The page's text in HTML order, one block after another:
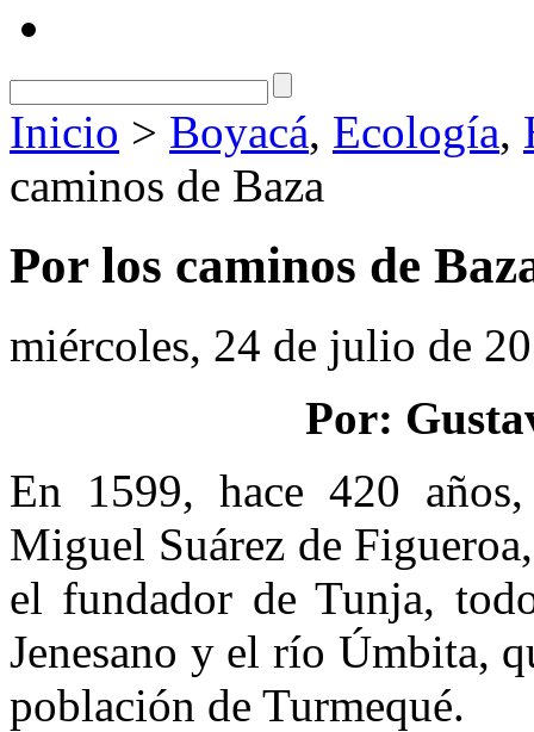
Inicio > Boyacá, Ecología,
caminos de Baza
Por los caminos de
miércoles, 24 de julio de
Por:
En 1599, hace 420
Miguel Suárez de
el fundador de Tunja,
Jenesano y el río Úmbita,
población de Turmequé.